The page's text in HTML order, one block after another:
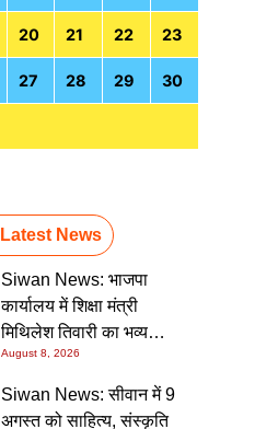
20 21 22 23
27 28 29 30
Latest News
Siwan News: भाजपा
कार्यालय में शिक्षा मंत्री
मिथिलेश तिवारी का भव्य
स्वागत, बोले- कार्यकर्ता ही
पार्टी की सबसे बड़ी ताकत
August 8, 2026
Siwan News: सीवान में 9
अगस्त को साहित्य, संस्कृति